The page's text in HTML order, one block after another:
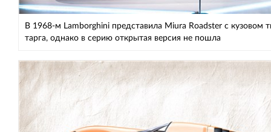
В 1968-м Lamborghini представила Miura Roadster с кузовом
тарга, однако в серию открытая версия не пошла